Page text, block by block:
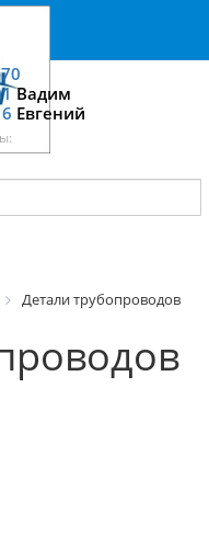
Вадим
Евгений
Детали трубопроводов